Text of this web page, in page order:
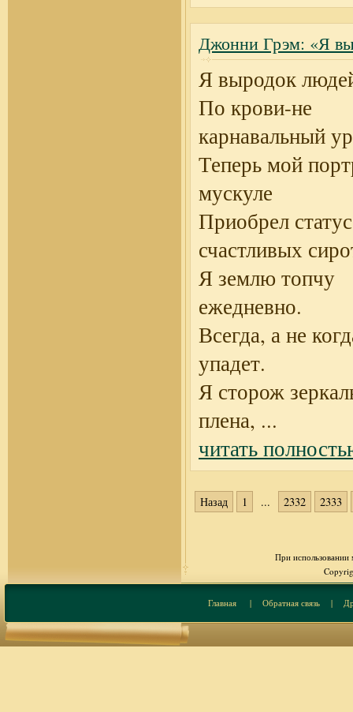
Джонни Грэм: «Я
Я выродок
По крови-не
карнавальный
Теперь мой
мускуле
Приобрел статус
счастливых
Я землю топчу
ежедневно.
Всегда, а не
упадет.
Я сторож
плена, ...
читать
Назад 1 ... 2332 2333
При использовании
Главная| Обратная связь|